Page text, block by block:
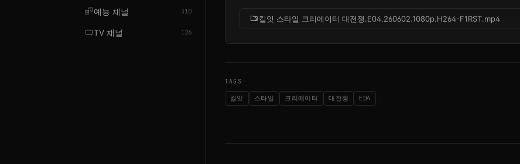
theater_comedy예능 채널 310
tv_genTV 채널 126
folder_zip킬잇 스타일 크리에이터 대전쟁.E04.260602.1080p.H264-F1RST.mp4
TAGS
킬잇 스타일 크리에이터 대전쟁 E04